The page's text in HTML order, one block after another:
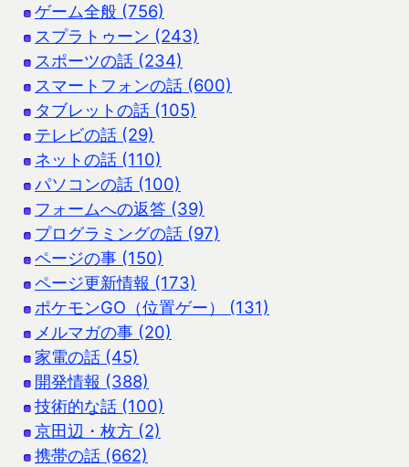
ゲーム全般 (756)
スプラトゥーン (243)
スポーツの話 (234)
スマートフォンの話 (600)
タブレットの話 (105)
テレビの話 (29)
ネットの話 (110)
パソコンの話 (100)
フォームへの返答 (39)
プログラミングの話 (97)
ページの事 (150)
ページ更新情報 (173)
ポケモンGO（位置ゲー） (131)
メルマガの事 (20)
家電の話 (45)
開発情報 (388)
技術的な話 (100)
京田辺・枚方 (2)
携帯の話 (662)